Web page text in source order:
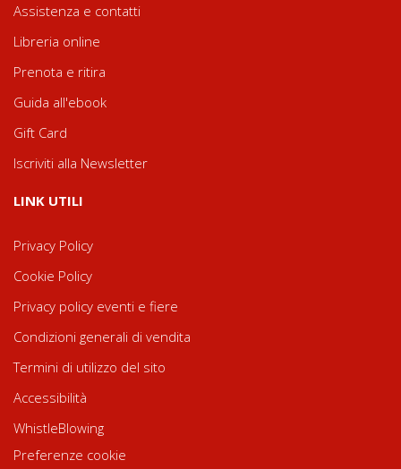
Assistenza e contatti
Libreria online
Prenota e ritira
Guida all'ebook
Gift Card
Iscriviti alla Newsletter
LINK UTILI
Privacy Policy
Cookie Policy
Privacy policy eventi e fiere
Condizioni generali di vendita
Termini di utilizzo del sito
Accessibilità
WhistleBlowing
Preferenze cookie